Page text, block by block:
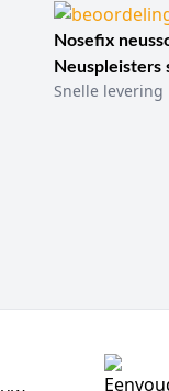
Nosefix
Neuspleisters
Snelle